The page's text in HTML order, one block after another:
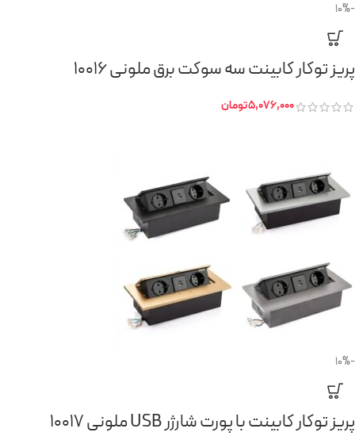
-10%
پریز توکار کابینت سه سوکت برق ملونی 10016
5,076,000تومان
-10%
پریز توکار کابینت با پورت شارژر USB ملونی 10017